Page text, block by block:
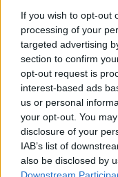
If you wish to opt-out
processing of your
targeted advertising
section to confirm
opt-out request is
interest-based ads
us or personal
your opt-out. You
disclosure of your
IAB’s list of
also be disclosed by
e-ΕΦΚΑ – ΔΥΠΑ